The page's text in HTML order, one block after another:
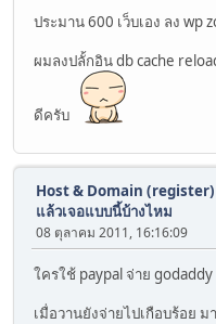
ประมาน 600 เว็บเอง ลง wp
ผมลงปลั้กอิน db cache
ดีครับ
Host & Domain (register)
แล้วเจอแบบนี้บ้างไหม
08 ตุลาคม 2011, 16:16:09
ใครใช้ paypal จ่าย
เมื่อวานยังจ่ายไปเกือบร้อย